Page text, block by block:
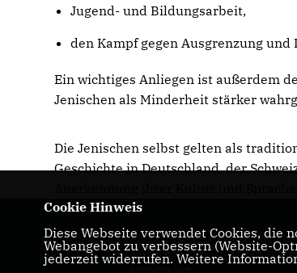
Jugend- und Bildungsarbeit,
den Kampf gegen Ausgrenzung
Ein wichtiges Anliegen ist außerdem
Jenischen als Minderheit stärker
Die Jenischen selbst gelten als
Geschichte in Deutschland, der
IMPRESSUM
Cookie Hinweis
Diese Webseite verwendet Cookies,
Webangebot zu verbessern (Website-
jederzeit widerrufen. Weitere